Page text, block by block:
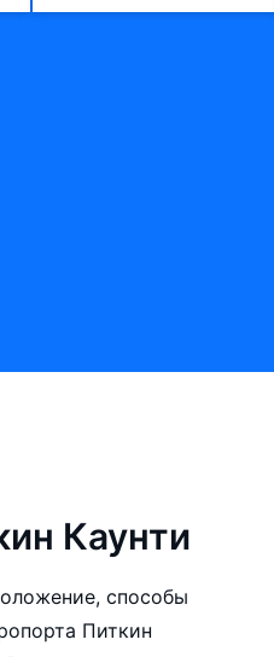
Каунти
способы
Питкин